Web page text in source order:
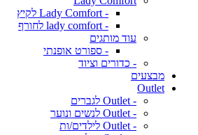
- Lady Comfort לקיץ
- lady comfort לחורף
עוד מותגים
- ספורט אופנתי
- כדורים וציוד
מבצעים
Outlet
- Outlet לגברים
- Outlet לנשים ונוער
- Outlet לילדים/ות